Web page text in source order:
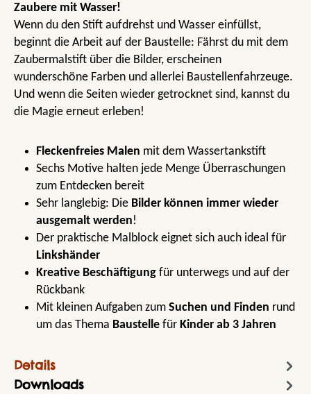
Zaubere mit Wasser!
Wenn du den Stift aufdrehst und Wasser einfüllst,
beginnt die Arbeit auf der Baustelle: Fährst du mit dem
Zaubermalstift über die Bilder, erscheinen
wunderschöne Farben und allerlei Baustellenfahrzeuge.
Und wenn die Seiten wieder getrocknet sind, kannst du
die Magie erneut erleben!
Fleckenfreies Malen mit dem Wassertankstift
Sechs Motive halten jede Menge Überraschungen
zum Entdecken bereit
Sehr langlebig: Die Bilder können immer wieder
ausgemalt werden!
Der praktische Malblock eignet sich auch ideal für
Linkshänder
Kreative Beschäftigung für unterwegs und auf der
Rückbank
Mit kleinen Aufgaben zum Suchen und Finden rund
um das Thema Baustelle für Kinder ab 3 Jahren
Details
Downloads